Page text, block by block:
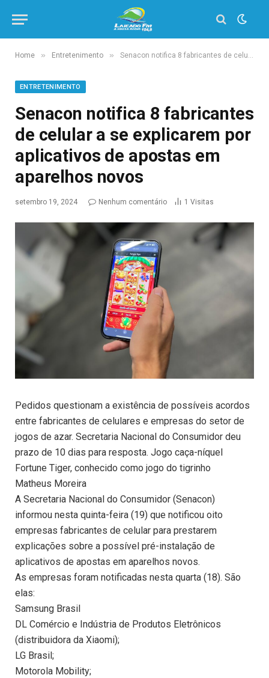
Home » Entretenimento » Senacon notifica 8 fabricantes de celular a se explicarem por aplicativos de apostas em aparelhos novos
ENTRETENIMENTO
Senacon notifica 8 fabricantes
de celular a se explicarem por
aplicativos de apostas em
aparelhos novos
setembro 19, 2024 Nenhum comentário 1 Visitas
Pedidos questionam a existência de possíveis acordos
entre fabricantes de celulares e empresas do setor de
jogos de azar. Secretaria Nacional do Consumidor deu
prazo de 10 dias para resposta. Jogo caça-níquel
Fortune Tiger, conhecido como jogo do tigrinho
Matheus Moreira
A Secretaria Nacional do Consumidor (Senacon)
informou nesta quinta-feira (19) que notificou oito
empresas fabricantes de celular para prestarem
explicações sobre a possível pré-instalação de
aplicativos de apostas em aparelhos novos.
As empresas foram notificadas nesta quarta (18). São
elas:
Samsung Brasil
DL Comércio e Indústria de Produtos Eletrônicos
(distribuidora da Xiaomi);
LG Brasil;
Motorola Mobility;